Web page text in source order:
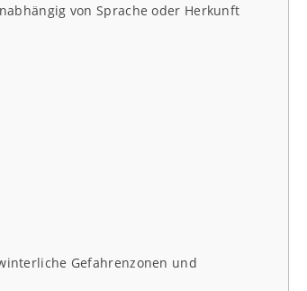
von Sprache oder Herkunft
Gefahrenzonen und